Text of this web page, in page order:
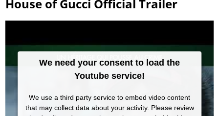
House of Gucci Official Trailer
We need your consent to load the
Youtube service!
We use a third party service to embed video content
that may collect data about your activity. Please review